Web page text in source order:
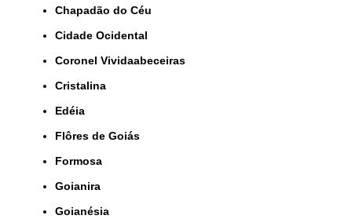
Chapadão do Céu
Cidade Ocidental
Coronel Vividaabeceiras
Cristalina
Edéia
Flôres de Goiás
Formosa
Goianira
Goianésia